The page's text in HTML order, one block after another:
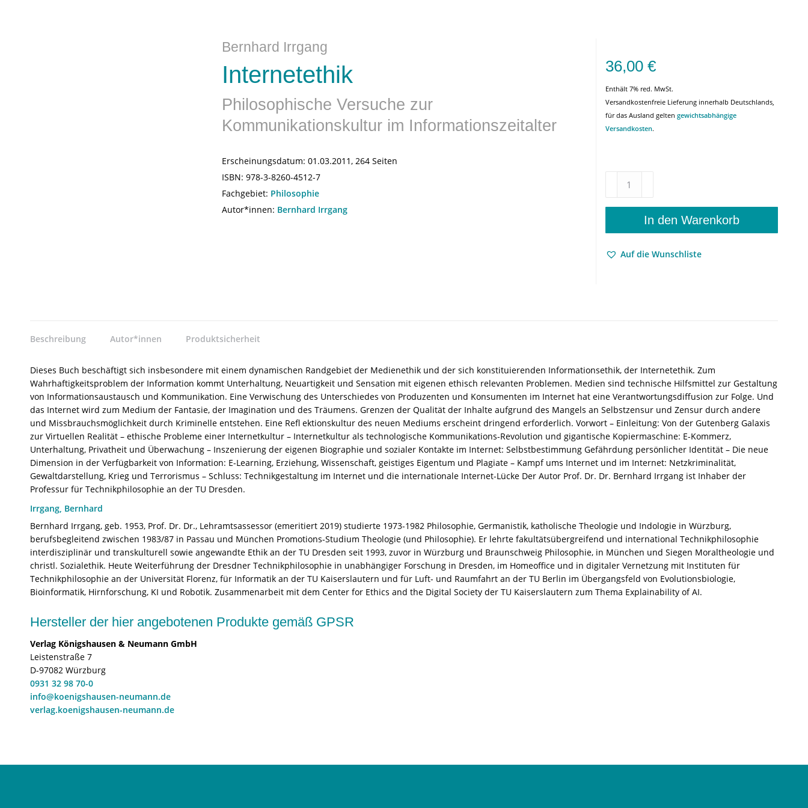
Bernhard Irrgang
Internetethik
Philosophische Versuche zur
Kommunikationskultur im Informationszeitalter
Erscheinungsdatum: 01.03.2011, 264 Seiten
ISBN: 978-3-8260-4512-7
Fachgebiet: Philosophie
Autor*innen: Bernhard Irrgang
36,00 €
Enthält 7% red. MwSt.
Versandkostenfreie Lieferung innerhalb Deutschlands,
für das Ausland gelten gewichtsabhängige
Versandkosten.
zur
im
978-
3-
8260-
4512-
7
/
978-
3-
82-
Menge
In den Warenkorb
Auf die Wunschliste
Beschreibung Autor*innen Produktsicherheit
Dieses Buch beschäftigt sich insbesondere mit einem dynamischen Randgebiet der Medienethik und der sich konstituierenden Informationsethik, der Internetethik. Zum
Wahrhaftigkeitsproblem der Information kommt Unterhaltung, Neuartigkeit und Sensation mit eigenen ethisch relevanten Problemen. Medien sind technische Hilfsmittel zur Gestaltung
von Informationsaustausch und Kommunikation. Eine Verwischung des Unterschiedes von Produzenten und Konsumenten im Internet hat eine Verantwortungsdiffusion zur Folge. Und
das Internet wird zum Medium der Fantasie, der Imagination und des Träumens. Grenzen der Qualität der Inhalte aufgrund des Mangels an Selbstzensur und Zensur durch andere
und Missbrauchsmöglichkeit durch Kriminelle entstehen. Eine Refl ektionskultur des neuen Mediums erscheint dringend erforderlich. Vorwort – Einleitung: Von der Gutenberg Galaxis
zur Virtuellen Realität – ethische Probleme einer Internetkultur – Internetkultur als technologische Kommunikations-Revolution und gigantische Kopiermaschine: E-Kommerz,
Unterhaltung, Privatheit und Überwachung – Inszenierung der eigenen Biographie und sozialer Kontakte im Internet: Selbstbestimmung Gefährdung persönlicher Identität – Die neue
Dimension in der Verfügbarkeit von Information: E-Learning, Erziehung, Wissenschaft, geistiges Eigentum und Plagiate – Kampf ums Internet und im Internet: Netzkriminalität,
Gewaltdarstellung, Krieg und Terrorismus – Schluss: Technikgestaltung im Internet und die internationale Internet-Lücke Der Autor Prof. Dr. Dr. Bernhard Irrgang ist Inhaber der
Professur für Technikphilosophie an der TU Dresden.
Irrgang, Bernhard
Bernhard Irrgang, geb. 1953, Prof. Dr. Dr., Lehramtsassessor (emeritiert 2019) studierte 1973-1982 Philosophie, Germanistik, katholische Theologie und Indologie in Würzburg,
berufsbegleitend zwischen 1983/87 in Passau und München Promotions-Studium Theologie (und Philosophie). Er lehrte fakultätsübergreifend und international Technikphilosophie
interdisziplinär und transkulturell sowie angewandte Ethik an der TU Dresden seit 1993, zuvor in Würzburg und Braunschweig Philosophie, in München und Siegen Moraltheologie und
christl. Sozialethik. Heute Weiterführung der Dresdner Technikphilosophie in unabhängiger Forschung in Dresden, im Homeoffice und in digitaler Vernetzung mit Instituten für
Technikphilosophie an der Universität Florenz, für Informatik an der TU Kaiserslautern und für Luft- und Raumfahrt an der TU Berlin im Übergangsfeld von Evolutionsbiologie,
Bioinformatik, Hirnforschung, KI und Robotik. Zusammenarbeit mit dem Center for Ethics and the Digital Society der TU Kaiserslautern zum Thema Explainability of AI.
Hersteller der hier angebotenen Produkte gemäß GPSR
Verlag Königshausen & Neumann GmbH
Leistenstraße 7
D-97082 Würzburg
0931 32 98 70-0
info@koenigshausen-neumann.de
verlag.koenigshausen-neumann.de